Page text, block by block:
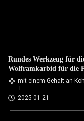
Rundes Werkzeug für
Wolframkarbid für die
mit einem Gehalt an
T
2025-01-21